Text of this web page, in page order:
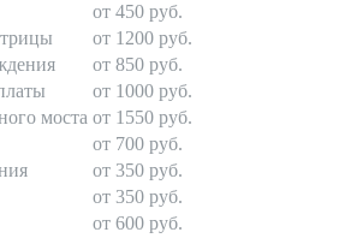
от 450 руб.
от 1200 руб.
от 850 руб.
от 1000 руб.
моста от 1550 руб.
от 700 руб.
от 350 руб.
от 350 руб.
от 600 руб.